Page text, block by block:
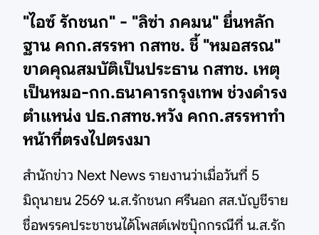
"ไอซ์ รักชนก" - "ลิซ่า ภคมน" ยื่นหลัก
ฐาน คกก.สรรหา กสทช. ชี้ "หมอสรณ"
ขาดคุณสมบัติเป็นประธาน กสทช. เหตุ
เป็นหมอ-กก.ธนาคารกรุงเทพ ช่วงดำรง
ตำแหน่ง ปธ.กสทช.หวัง คกก.สรรหาทำ
หน้าที่ตรงไปตรงมา
สำนักข่าว Next News รายงานว่าเมื่อวันที่ 5
มิถุนายน 2569 น.ส.รักชนก ศรีนอก สส.บัญชีราย
ชื่อพรรคประชาชนได้โพสต์เฟซบุ๊กกรณีที่ น.ส.รัก